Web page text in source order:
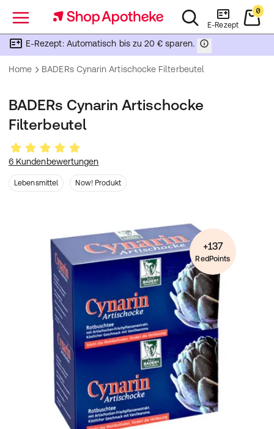
Menü E-Rezept
0
E-Rezept: Automatisch bis zu 20 € sparen.
Home BADERs Cynarin Artischocke Filterbeutel
BADERs Cynarin Artischocke
Filterbeutel
6 Kundenbewertungen
Lebensmittel Now! Produkt
+137
RedPoints